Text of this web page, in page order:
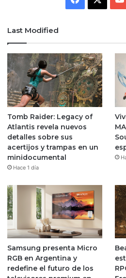
Last Modified
Tomb Raider: Legacy of
Atlantis revela nuevos
detalles sobre sus
acertijos y trampas en un
minidocumental
Hace 1 día
Samsung presenta Micro
RGB en Argentina y
redefine el futuro de los